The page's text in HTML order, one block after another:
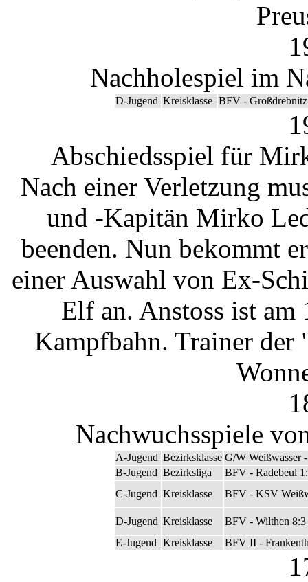
Nachholespiel im
D-Jugend Kreisklasse BFV -
Abschiedsspiel für
Nach einer Verletzung
und -Kapitän Mirko
beenden. Nun bekommt
einer Auswahl von Ex-
Elf an. Anstoss ist
Kampfbahn. Trainer
Nachwuchsspiele
A-Jugend Bezirksklasse G/W Weißwasser
B-Jugend Bezirksliga
BFV - Radebeul
C-Jugend Kreisklasse BFV - KSV
D-Jugend Kreisklasse
BFV - Wilthen 8:3
E-Jugend Kreisklasse BFV II -